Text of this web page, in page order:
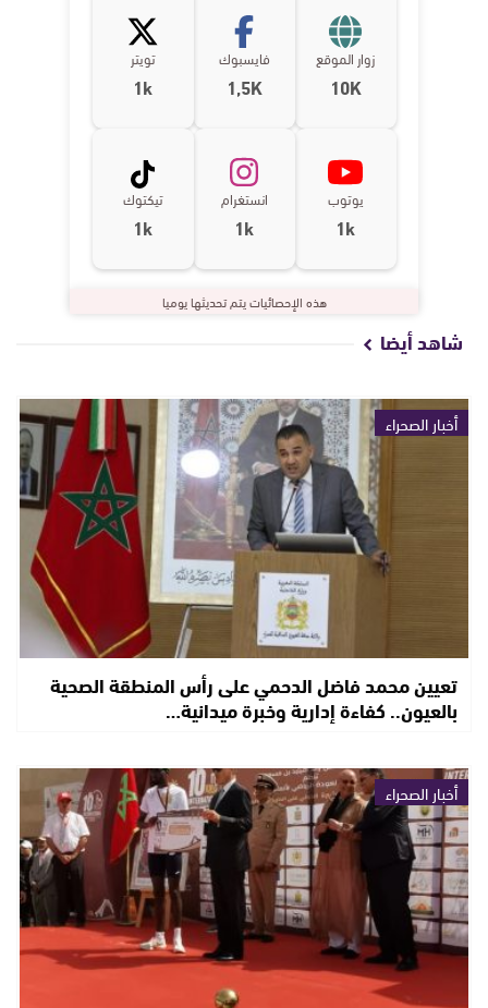
زوار الموقع
10K
فايسبوك
1,5K
تويتر
1k
يوتوب
1k
انستغرام
1k
تيكتوك
1k
هذه الإحصائيات يتم تحديثها يوميا
شاهد أيضا
أخبار الصحراء
تعيين محمد فاضل الدحمي على رأس المنطقة الصحية
بالعيون.. كفاءة إدارية وخبرة ميدانية…
أخبار الصحراء